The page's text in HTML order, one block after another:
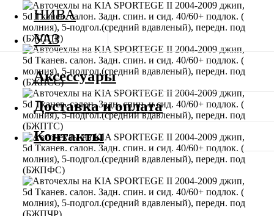
НИВА
УАЗ
Аксессуары
Доставка и оплата
Контакты